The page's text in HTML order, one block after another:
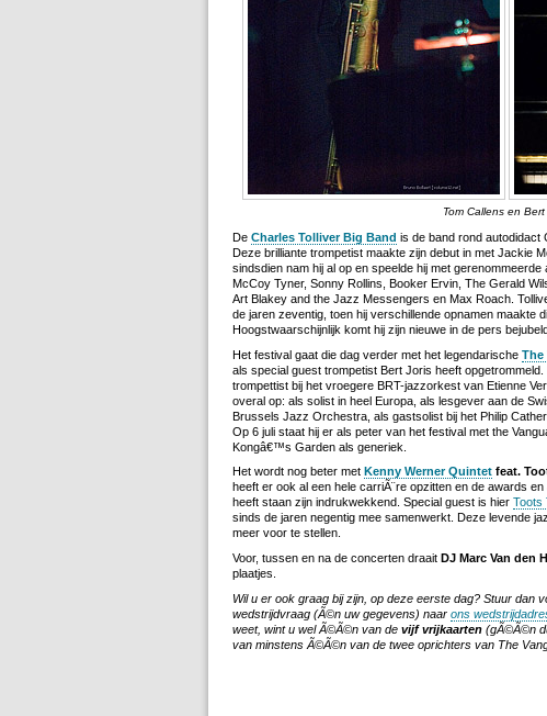
Tom Callens en Bert
De Charles Tolliver Big Band is de band rond autodidact
Deze brilliante trompetist maakte zijn debut in met Jackie
sindsdien nam hij al op en speelde hij met
McCoy Tyner, Sonny Rollins, Booker Ervin, The Gerald
Art Blakey and the Jazz Messengers en Max Roach.
de jaren zeventig, toen hij verschillende opnamen maakte
Hoogstwaarschijnlijk komt hij zijn nieuwe in de pers
Het festival gaat die dag verder met het legendarische The
als special guest trompetist Bert Joris heeft
trompettist bij het vroegere BRT-jazzorkest van Etienne
overal op: als solist in heel Europa, als lesgever aan de
Brussels Jazz Orchestra, als gastsolist bij het Philip
Op 6 juli staat hij er als peter van het festival met the
Kongâ€™s Garden als generiek.
Het wordt nog beter met Kenny Werner Quintet feat.
heeft er ook al een hele carriÃ¨re opzitten en de awards
heeft staan zijn indrukwekkend. Special guest is hier Toots
sinds de jaren negentig mee samenwerkt. Deze levende
meer voor te stellen.
Voor, tussen en na de concerten draait DJ Marc Van den
plaatjes.
Wil u er ook graag bij zijn, op deze eerste dag? Stuur dan
wedstrijdvraag (Ã©n uw gegevens) naar ons
weet, wint u wel Ã©Ã©n van de vijf vrijkaarten (gÃ©Ã©n
van minstens Ã©Ã©n van de twee oprichters van The